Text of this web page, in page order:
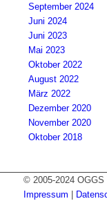
September 2024
Juni 2024
Juni 2023
Mai 2023
Oktober 2022
August 2022
März 2022
Dezember 2020
November 2020
Oktober 2018
© 2005-2024 OGGS
Impressum |